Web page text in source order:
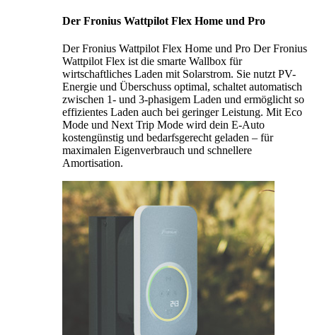
Der Fronius Wattpilot Flex Home und Pro
Der Fronius Wattpilot Flex Home und Pro Der Fronius
Wattpilot Flex ist die smarte Wallbox für
wirtschaftliches Laden mit Solarstrom. Sie nutzt PV-
Energie und Überschuss optimal, schaltet automatisch
zwischen 1- und 3-phasigem Laden und ermöglicht so
effizientes Laden auch bei geringer Leistung. Mit Eco
Mode und Next Trip Mode wird dein E-Auto
kostengünstig und bedarfsgerecht geladen – für
maximalen Eigenverbrauch und schnellere
Amortisation.